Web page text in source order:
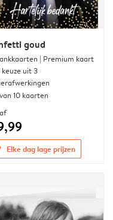
goud
| Premium kaart
uit 3
10 kaarten
Elke dag lage prijzen